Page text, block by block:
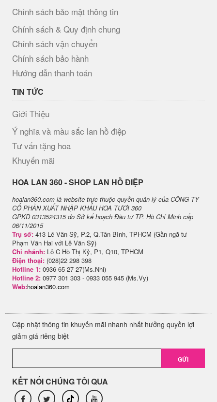
Chính sách bảo mật thông tin
Chính sách & Quy định chung
Chính sách vận chuyển
Chính sách bảo hành
Hướng dẫn thanh toán
TIN TỨC
Giới Thiệu
Ý nghĩa và màu sắc lan hồ điệp
Tư vấn tặng hoa
Khuyến mãi
H​OA LAN 360 - SHOP LAN HỒ ĐIỆP
hoalan360.com là website trực thuộc quyền quản lý của CÔNG TY
CỔ PHẦN XUẤT NHẬP KHẨU HOA TƯƠI 360
GPKD 0313524315 do Sở kế hoạch Đầu tư TP. Hồ Chí Minh cấp
06/11/2015
Trụ sở: 413 Lê Văn Sỹ, P.2, Q.Tân Bình, TPHCM (Gần ngã tư
Phạm Văn Hai với Lê Văn Sỹ)
Chi nhánh: Lô C Hồ Thị Kỷ, P1, Q10, TPHCM
Điện thoại: (028)22 298 398
Hotline 1: 0936 65 27 27(Ms.Nhi)
Hotline 2: 0977 301 303 - 0933 055 945 (Ms.Vy)
Web:hoalan360.com
Cập nhật thông tin khuyến mãi nhanh nhất hưởng quyền lợi
giảm giá riêng biệt
GỬI
KẾT NỐI CHÚNG TÔI QUA